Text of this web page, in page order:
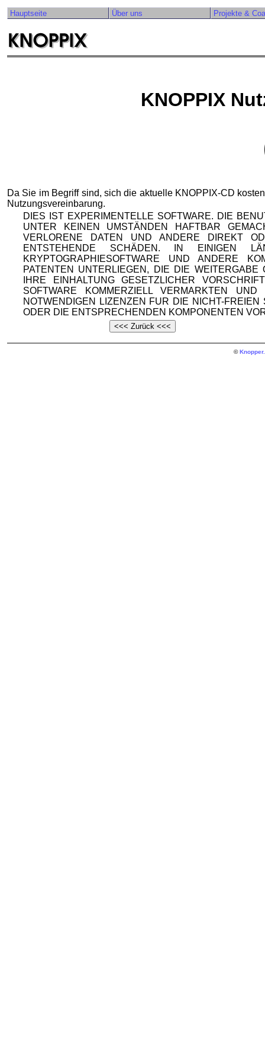
Hauptseite Über uns Projekte &
KNOPPIX
Da Sie im Begriff sind, sich die aktuelle KNOPPIX-CD
Nutzungsvereinbarung.
DIES IST EXPERIMENTELLE SOFTWARE. DIE
UNTER KEINEN UMSTÄNDEN HAFTBAR
VERLORENE DATEN UND ANDERE DIREKT
ENTSTEHENDE SCHÄDEN. IN EINIGEN
KRYPTOGRAPHIESOFTWARE UND ANDERE
PATENTEN UNTERLIEGEN, DIE DIE
IHRE EINHALTUNG GESETZLICHER
SOFTWARE KOMMERZIELL VERMARKTEN
NOTWENDIGEN LIZENZEN FUR DIE NICHT-
ODER DIE ENTSPRECHENDEN KOMPONENTEN
©